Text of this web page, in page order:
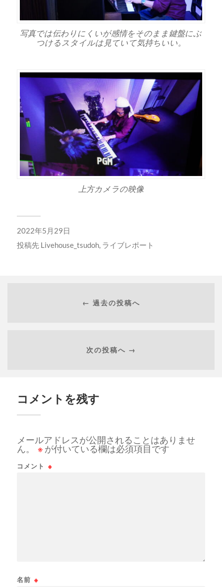
写真では伝わりにくいが感情をそのまま鍵盤にぶ
つけるスタイルは見ていて気持ちいい。
上方カメラの映像
2022年5月29日
投稿先 Livehouse_tsudoh, ライブレポート
← 過去の投稿へ
次の投稿へ →
コメントを残す
メールアドレスが公開されることはありませ
ん。
※ が付いている欄は必須項目です
コメント ※
名前 ※